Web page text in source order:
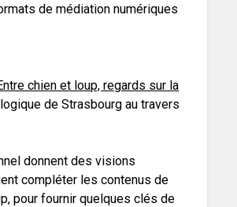
de médiation numériques
chien et loup, regards sur la
de Strasbourg au travers
donnent des visions
compléter les contenus de
pour fournir quelques clés de